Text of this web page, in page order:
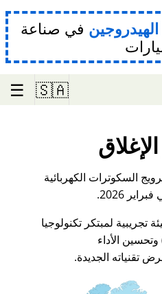
الهيدروجين في صناعة
🇸🇦
☰
السكوترات الكهربائية
2026.
في عام 2017 كبيئة تجريبية لمبتكر تكنولوجيا
تقنياته الجديدة.